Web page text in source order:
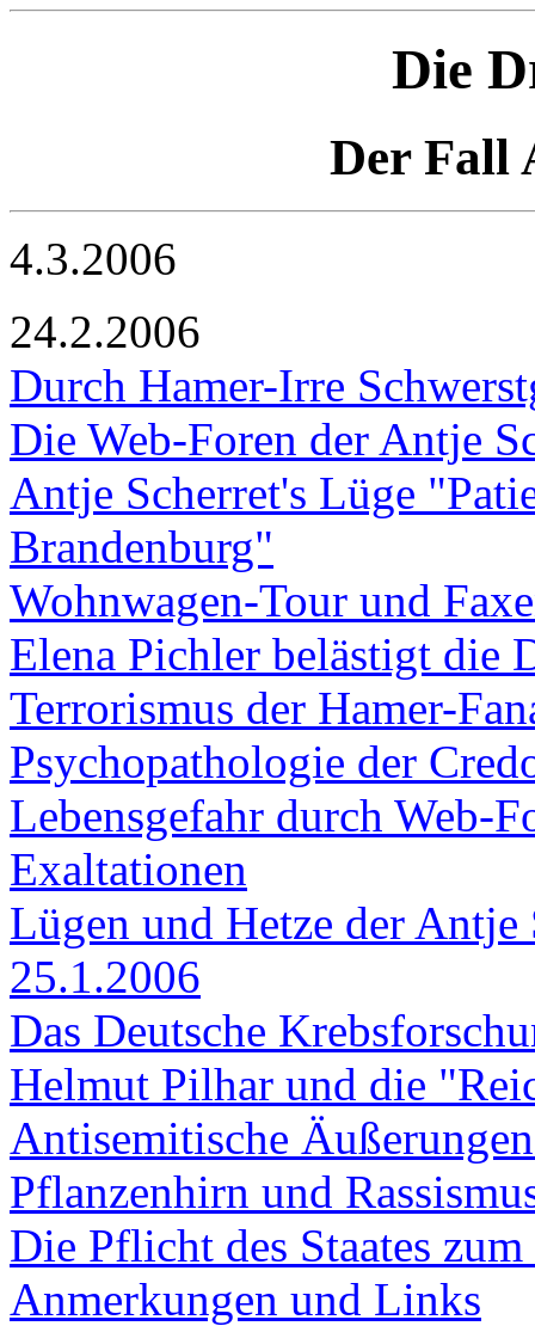
Die
Der Fall
4.3.2006
24.2.2006
Durch Hamer-Irre
Die Web-Foren der Antje
Antje Scherret's Lüge
Brandenburg"
Wohnwagen-Tour und
Elena Pichler belästigt die
Terrorismus der Hamer-
Psychopathologie der
Lebensgefahr durch Web-
Exaltationen
Lügen und Hetze der
25.1.2006
Das Deutsche
Helmut Pilhar und die
Antisemitische
Pflanzenhirn und
Die Pflicht des Staates
Anmerkungen und Links